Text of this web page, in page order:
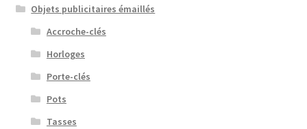
Objets publicitaires émaillés
Accroche-clés
Horloges
Porte-clés
Pots
Tasses